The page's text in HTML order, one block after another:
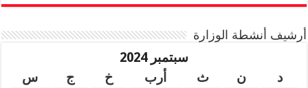
أرشيف أنشطة الوزارة
سبتمبر 2024
د
ن ث أرب خ ج
س